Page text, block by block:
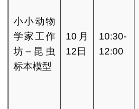
小小动物
学家工作
坊–昆虫
标本模型
10月
12日
10:30-
12:00